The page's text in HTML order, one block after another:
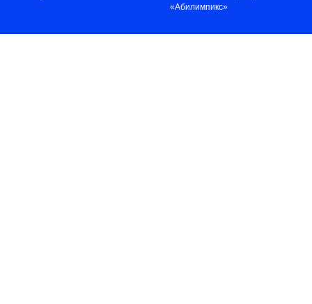
«Абилимпикс»